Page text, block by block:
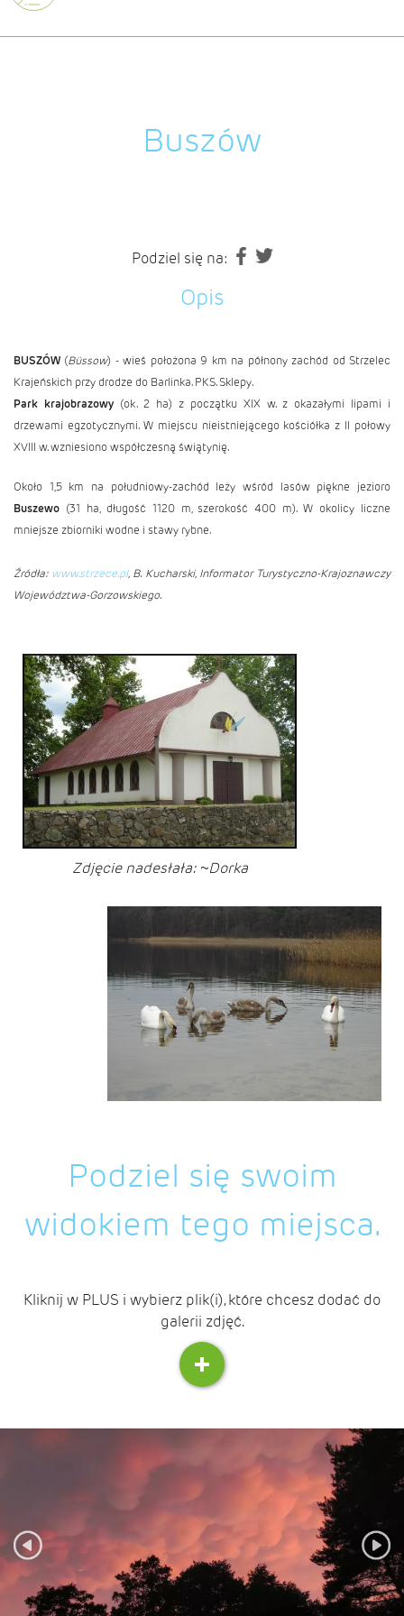
Buszów
Podziel się na:
Opis
BUSZÓW (Büssow) - wieś położona 9 km na półnony zachód od Strzelec
Krajeńskich przy drodze do Barlinka. PKS. Sklepy.
Park krajobrazowy (ok. 2 ha) z początku XIX w. z okazałymi lipami i
drzewami egzotycznymi. W miejscu nieistniejącego kościółka z II połowy
XVIII w. wzniesiono współczesną świątynię.
Około 1,5 km na południowy-zachód leży wśród lasów piękne jezioro
Buszewo (31 ha, długość 1120 m, szerokość 400 m). W okolicy liczne
mniejsze zbiorniki wodne i stawy rybne.
Źródła: www.strzece.pl, B. Kucharski, Informator Turystyczno-Krajoznawczy
Województwa-Gorzowskiego.
Zdjęcie nadesłała: ~Dorka
Podziel się swoim
widokiem tego miejsca.
Kliknij w PLUS i wybierz plik(i), które chcesz dodać do
galerii zdjęć.